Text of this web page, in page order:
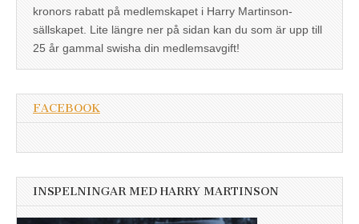
kronors rabatt på medlemskapet i Harry Martinson-
sällskapet. Lite längre ner på sidan kan du som är upp till
25 år gammal swisha din medlemsavgift!
FACEBOOK
INSPELNINGAR MED HARRY MARTINSON